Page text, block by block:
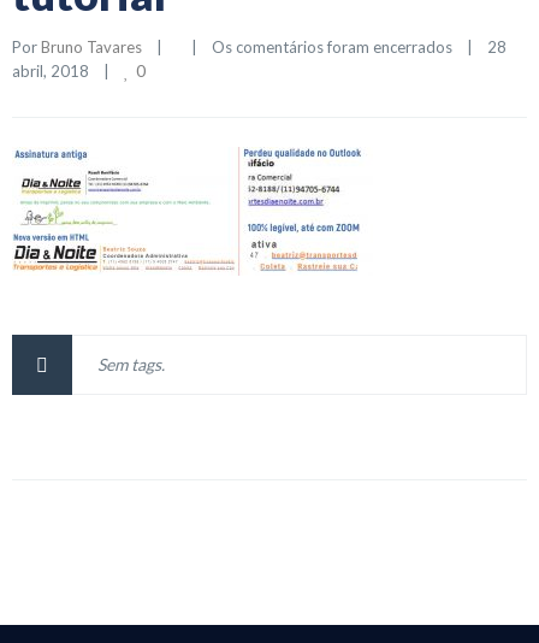
Por Bruno Tavares Os comentários foram encerrados
28
abril, 2018
0
Sem tags.